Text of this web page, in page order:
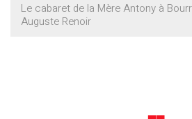
Le cabaret de la Mère Antony à
Auguste Renoir